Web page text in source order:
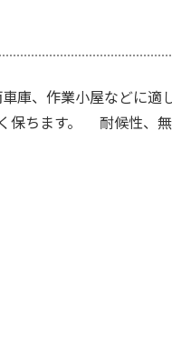
庫、作業小屋などに
ちます。 耐候性、